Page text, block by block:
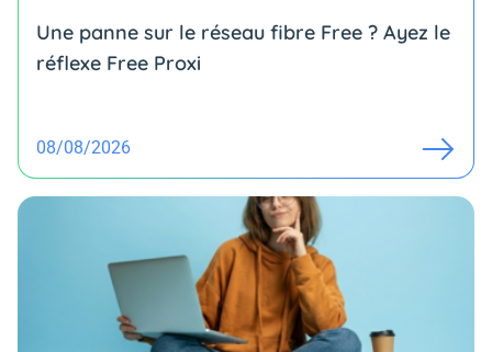
Une panne sur le réseau fibre Free ? Ayez le
réflexe Free Proxi
08/08/2026